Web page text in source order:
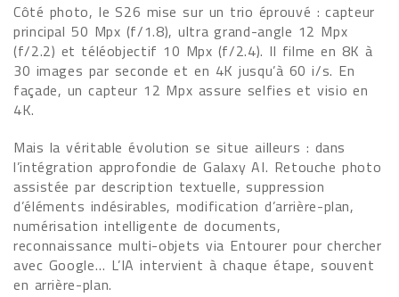
Côté photo, le S26 mise sur un trio éprouvé : capteur
principal 50 Mpx (f/1.8), ultra grand-angle 12 Mpx
(f/2.2) et téléobjectif 10 Mpx (f/2.4). Il filme en 8K à
30 images par seconde et en 4K jusqu’à 60 i/s. En
façade, un capteur 12 Mpx assure selfies et visio en
4K.
Mais la véritable évolution se situe ailleurs : dans
l’intégration approfondie de Galaxy AI. Retouche photo
assistée par description textuelle, suppression
d’éléments indésirables, modification d’arrière-plan,
numérisation intelligente de documents,
reconnaissance multi-objets via Entourer pour chercher
avec Google… L’IA intervient à chaque étape, souvent
en arrière-plan.